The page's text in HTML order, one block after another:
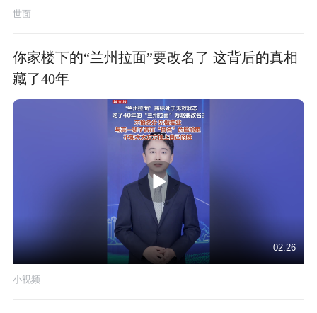
世面
你家楼下的“兰州拉面”要改名了 这背后的真相
藏了40年
02:26
小视频